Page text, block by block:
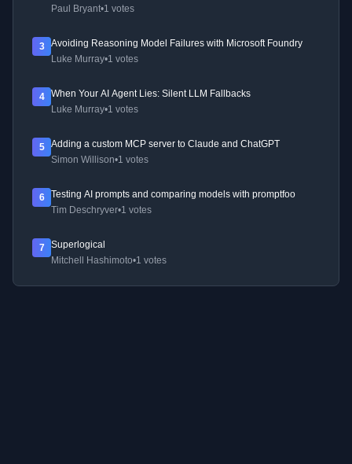
Paul Bryant•1 votes
3
Avoiding Reasoning Model Failures with Microsoft Foundry
Luke Murray•1 votes
4
When Your AI Agent Lies: Silent LLM Fallbacks
Luke Murray•1 votes
5
Adding a custom MCP server to Claude and ChatGPT
Simon Willison•1 votes
6
Testing AI prompts and comparing models with promptfoo
Tim Deschryver•1 votes
7
Superlogical
Mitchell Hashimoto•1 votes